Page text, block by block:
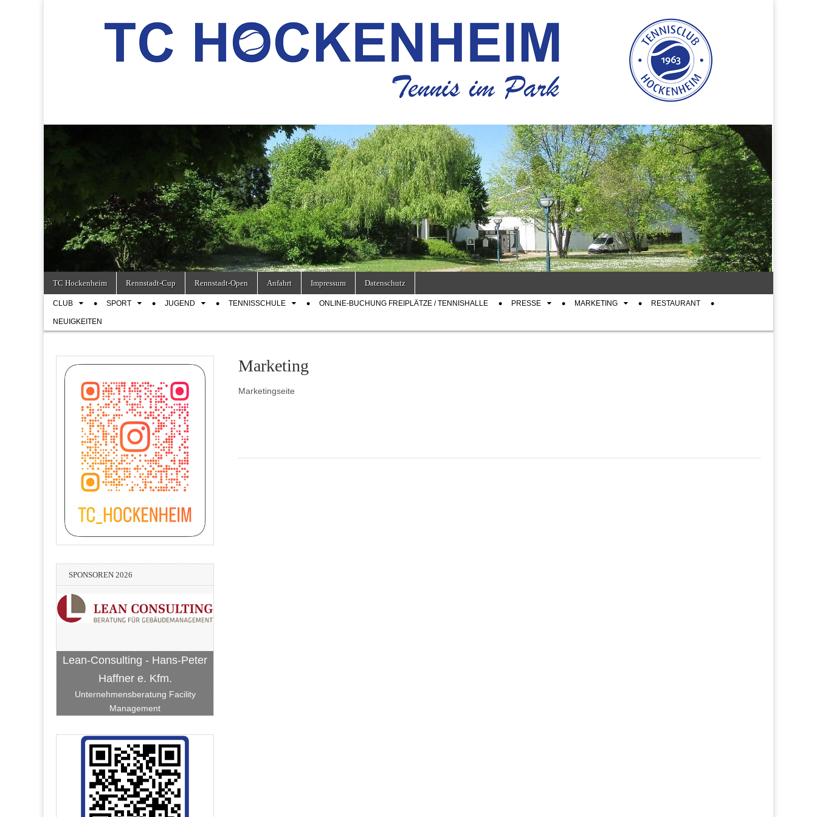
TC Hockenheim
Main
menu
content
TC Hockenheim Rennstadt-Cup Rennstadt-Open Anfahrt Impressum Datenschutz
SubCLUB SPORT JUGEND TENNISSCHULE ONLINE-BUCHUNG FREIPLÄTZE / TENNISHALLE PRESSE MARKETING RESTAURANT
NEUIGKEITEN
Marketing
Marketingseite
SPONSOREN 2026
Bach-Bellm-Heidrich-Becker
Hockenheim
BauART Hockenheim
Lean-Consulting - Hans-Peter
Haffner e. Kfm.
Unternehmensberatung Facility
Management
RATEC Hockenheim
Stadtwerke Hockenheim
Vereinigte VR Bank Kur- und
Rheinpfalz eG